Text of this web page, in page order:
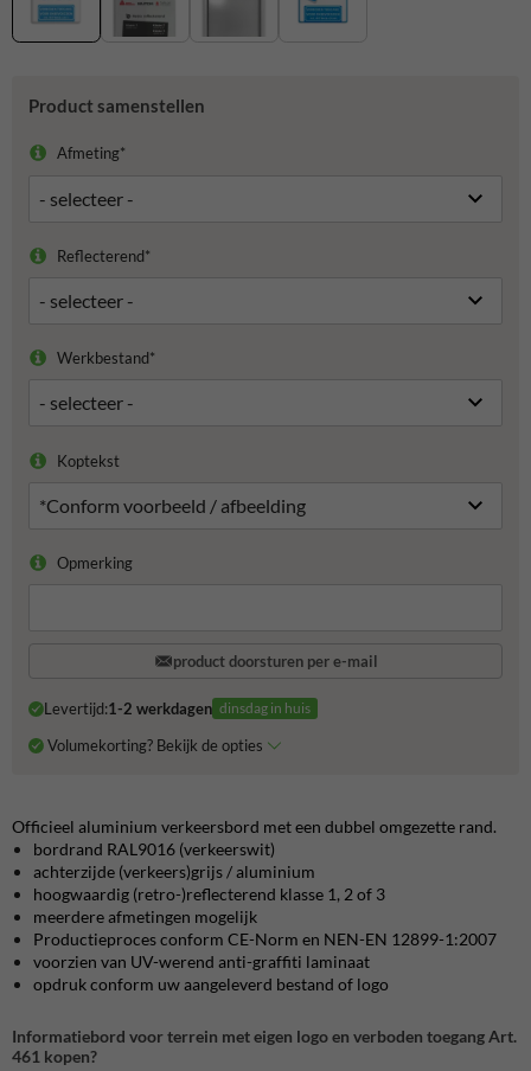
Product samenstellen
Afmeting*
Reflecterend*
Werkbestand*
Koptekst
Opmerking
product doorsturen per e-mail
Levertijd:1-2 werkdagen dinsdag in huis
Volumekorting? Bekijk de opties
Officieel aluminium verkeersbord met een dubbel omgezette rand.
bordrand RAL9016 (verkeerswit)
achterzijde (verkeers)grijs / aluminium
hoogwaardig (retro-)reflecterend klasse 1, 2 of 3
meerdere afmetingen mogelijk
Productieproces conform CE-Norm en NEN-EN 12899-1:2007
voorzien van UV-werend anti-graffiti laminaat
opdruk conform uw aangeleverd bestand of logo
Informatiebord voor terrein met eigen logo en verboden toegang Art.
461 kopen?